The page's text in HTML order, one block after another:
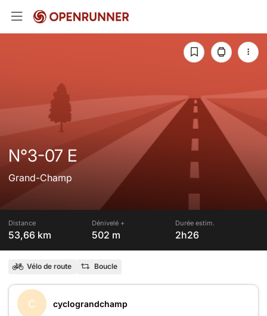
N°3-07 E
Grand-Champ
Distance
53,66 km
Dénivelé +
502 m
Durée estim.
2h26
Vélo de route Boucle
C cyclograndchamp